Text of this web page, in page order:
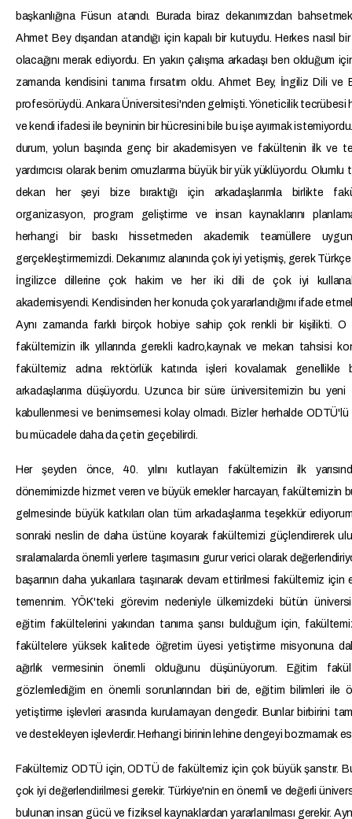
başkanlığına Füsun atandı. Burada biraz dekanımızdan
Ahmet Bey dışarıdan atandığı için kapalı bir kutuydu. Herkes nasıl
olacağını merak ediyordu. En yakın çalışma arkadaşı ben olduğum
zamanda kendisini tanıma fırsatım oldu. Ahmet Bey, İngiliz Dili ve
profesörüydü. Ankara Üniversitesi'nden gelmişti. Yöneticilik tecrübesi
ve kendi ifadesi ile beyninin bir hücresini bile bu işe ayırmak
durum, yolun başında genç bir akademisyen ve fakültenin ilk ve
yardımcısı olarak benim omuzlarıma büyük bir yük yüklüyordu. Olumlu
dekan her şeyi bize bıraktığı için arkadaşlarımla birlikte
organizasyon, program geliştirme ve insan kaynaklarını
herhangi bir baskı hissetmeden akademik teamüllere
gerçekleştirmemizdi. Dekanımız alanında çok iyi yetişmiş, gerek
İngilizce dillerine çok hakim ve her iki dili de çok iyi
akademisyendi. Kendisinden her konuda çok yararlandığımı ifade
Aynı zamanda farklı birçok hobiye sahip çok renkli bir kişilikti. O
fakültemizin ilk yıllarında gerekli kadro,kaynak ve mekan tahsisi
fakültemiz adına rektörlük katında işleri kovalamak genellikle
arkadaşlarıma düşüyordu. Uzunca bir süre üniversitemizin bu yeni
kabullenmesi ve benimsemesi kolay olmadı. Bizler herhalde
bu mücadele daha da çetin geçebilirdi.
Her şeyden önce, 40. yılını kutlayan fakültemizin ilk
dönemimizde hizmet veren ve büyük emekler harcayan, fakültemizin
gelmesinde büyük katkıları olan tüm arkadaşlarıma teşekkür
sonraki neslin de daha üstüne koyarak fakültemizi güçlendirerek
sıralamalarda önemli yerlere taşımasını gurur verici olarak
başarının daha yukarılara taşınarak devam ettirilmesi fakültemiz için
temennim. YÖK'teki görevim nedeniyle ülkemizdeki bütün
eğitim fakültelerini yakından tanıma şansı bulduğum için,
fakültelere yüksek kalitede öğretim üyesi yetiştirme misyonuna
ağırlık vermesinin önemli olduğunu düşünüyorum. Eğitim
gözlemlediğim en önemli sorunlarından biri de, eğitim bilimleri ile
yetiştirme işlevleri arasında kurulamayan dengedir. Bunlar birbirini
ve destekleyen işlevlerdir. Herhangi birinin lehine dengeyi bozmamak
Fakültemiz ODTÜ için, ODTÜ de fakültemiz için çok büyük şanstır.
çok iyi değerlendirilmesi gerekir. Türkiye'nin en önemli ve değerli
bulunan insan gücü ve fiziksel kaynaklardan yararlanılması gerekir.